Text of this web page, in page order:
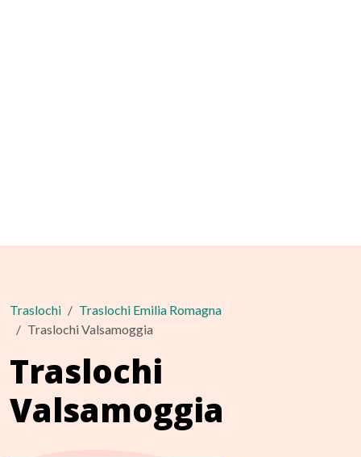
Traslochi
Traslochi Emilia Romagna
Traslochi Valsamoggia
Traslochi
Valsamoggia